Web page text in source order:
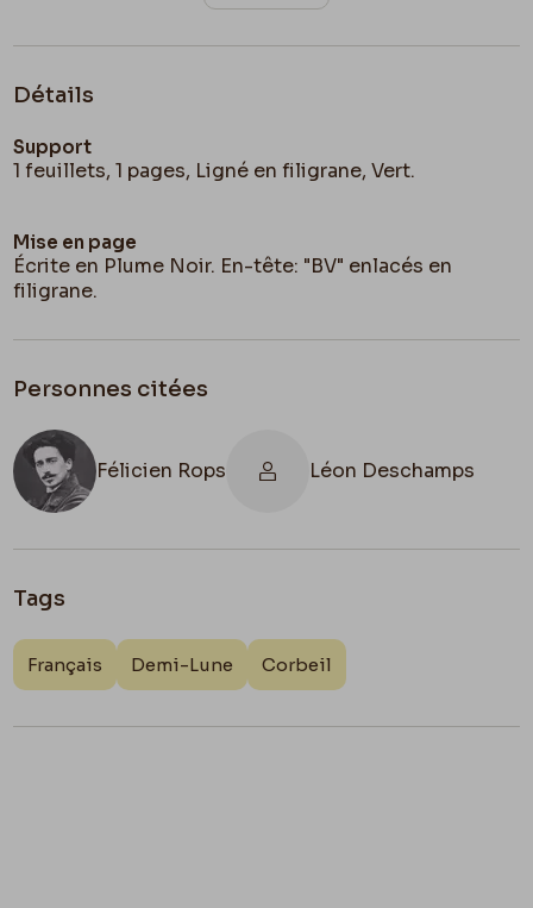
Détails
Support
1 feuillets, 1 pages, Ligné en filigrane, Vert.
Mise en page
Écrite en Plume Noir. En-tête: "BV" enlacés en
filigrane.
Personnes citées
Félicien Rops Léon Deschamps
Tags
Français Demi-Lune Corbeil